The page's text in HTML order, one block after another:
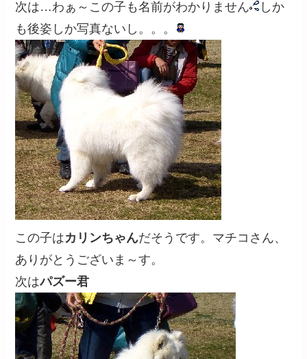
次は…わぁ～この子も名前がわかりません
しか
も後姿しか写真ないし。。。
この子はカリンちゃんだそうです。マチコさん、
ありがとうございま～す。
次はパズー君